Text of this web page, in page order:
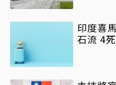
印度喜
石流 4